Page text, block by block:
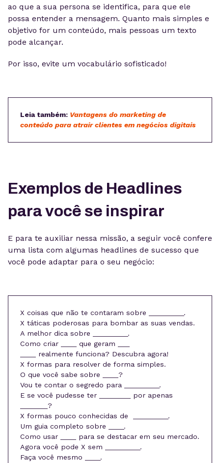
ao que a sua persona se identifica, para que ele
possa entender a mensagem. Quanto mais simples e
objetivo for um conteúdo, mais pessoas um texto
pode alcançar.
Por isso, evite um vocabulário sofisticado!
Leia também: Vantagens do marketing de
conteúdo para atrair clientes em negócios digitais
Exemplos de Headlines
para você se inspirar
E para te auxiliar nessa missão, a seguir você confere
uma lista com algumas headlines de sucesso que
você pode adaptar para o seu negócio:
X coisas que não te contaram sobre _________.
X táticas poderosas para bombar as suas vendas.
A melhor dica sobre _________.
Como criar ____ que geram ___
____ realmente funciona? Descubra agora!
X formas para resolver de forma simples.
O que você sabe sobre ____?
Vou te contar o segredo para _________.
E se você pudesse ter ________ por apenas
_______?
X formas pouco conhecidas de _________.
Um guia completo sobre ____.
Como usar ____ para se destacar em seu mercado.
Agora você pode X sem _________.
Faça você mesmo ____.